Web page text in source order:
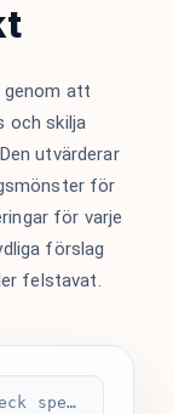
genom att
och skilja
utvärderar
för
för varje
förslag
felstavat.
Paste your text here to check spelling...